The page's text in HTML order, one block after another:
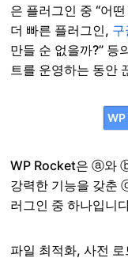
은 플러그인 중 “어
더 빠른 플러그인,
만들 순 없을까?” 등
트를 운영하는 동안
WP
WP Rocket은 ⓐ와
강력한 기능을 갖춘
러그인 중 하나입니
파일 최적화, 사전